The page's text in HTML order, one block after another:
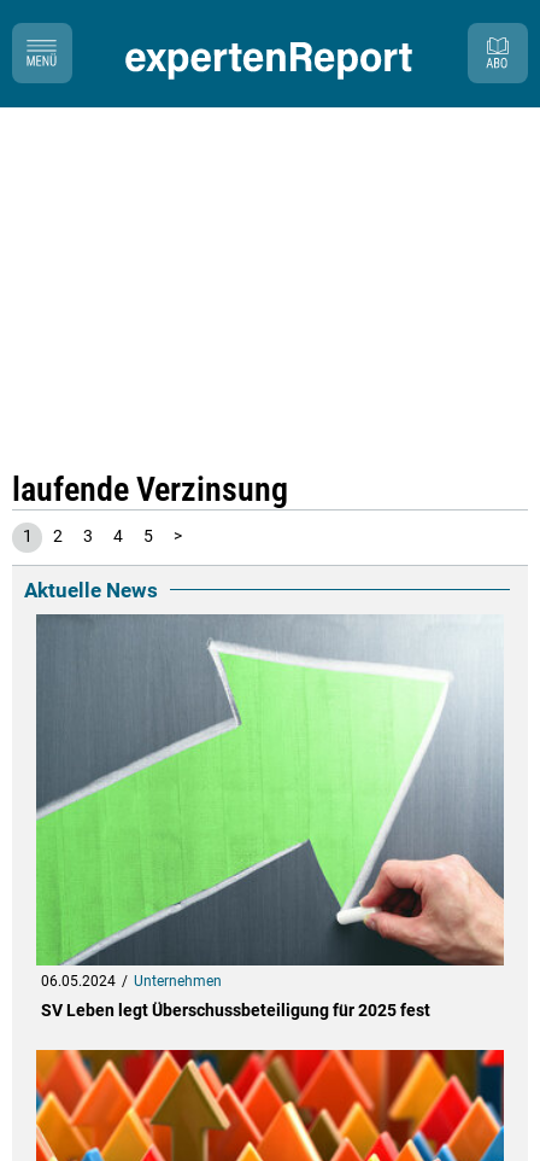
laufende Verzinsung
1 2 3 4 5 >
Aktuelle News
06.05.2024 Unternehmen
SV Leben legt Überschussbeteiligung für 2025 fest